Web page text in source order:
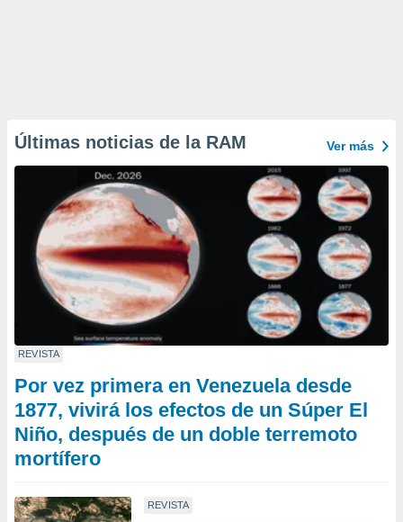
Últimas noticias de la RAM Ver más
REVISTA
Por vez primera en Venezuela desde
1877, vivirá los efectos de un Súper El
Niño, después de un doble terremoto
mortífero
REVISTA